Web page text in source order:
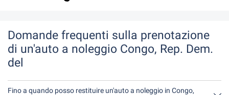
Domande frequenti sulla prenotazione
di un'auto a noleggio Congo, Rep. Dem.
del
Fino a quando posso restituire un'auto a noleggio in Congo,